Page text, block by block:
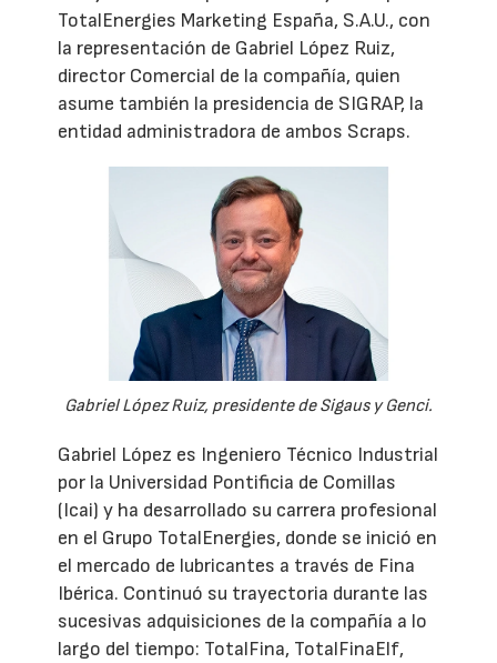
TotalEnergies Marketing España, S.A.U., con
la representación de Gabriel López Ruiz,
director Comercial de la compañía, quien
asume también la presidencia de SIGRAP, la
entidad administradora de ambos Scraps.
Gabriel López Ruiz, presidente de Sigaus y Genci.
Gabriel López es Ingeniero Técnico Industrial
por la Universidad Pontificia de Comillas
(Icai) y ha desarrollado su carrera profesional
en el Grupo TotalEnergies, donde se inició en
el mercado de lubricantes a través de Fina
Ibérica. Continuó su trayectoria durante las
sucesivas adquisiciones de la compañía a lo
largo del tiempo: TotalFina, TotalFinaElf,